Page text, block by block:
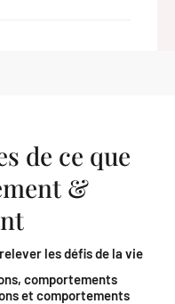
de ce que
&
les défis de la vie
comportements
et comportements